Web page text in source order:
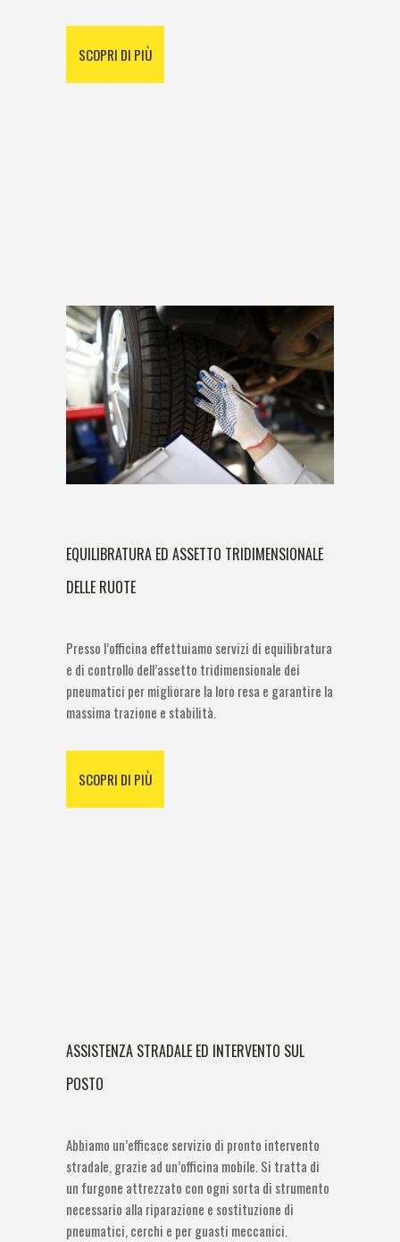
SCOPRI DI PIÙ
EQUILIBRATURA ED ASSETTO TRIDIMENSIONALE
DELLE RUOTE
Presso l’officina effettuiamo servizi di equilibratura
e di controllo dell’assetto tridimensionale dei
pneumatici per migliorare la loro resa e garantire la
massima trazione e stabilità.
SCOPRI DI PIÙ
ASSISTENZA STRADALE ED INTERVENTO SUL
POSTO
Abbiamo un’efficace servizio di pronto intervento
stradale, grazie ad un’officina mobile. Si tratta di
un furgone attrezzato con ogni sorta di strumento
necessario alla riparazione e sostituzione di
pneumatici, cerchi e per guasti meccanici.